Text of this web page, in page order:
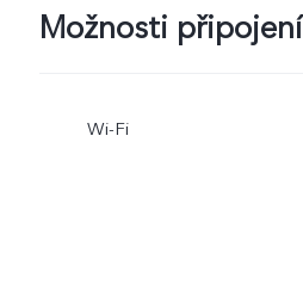
Možnosti připojení
Wi-Fi